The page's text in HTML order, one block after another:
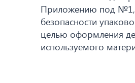
Приложению под №1,
безопасности
целью оформления
используемого